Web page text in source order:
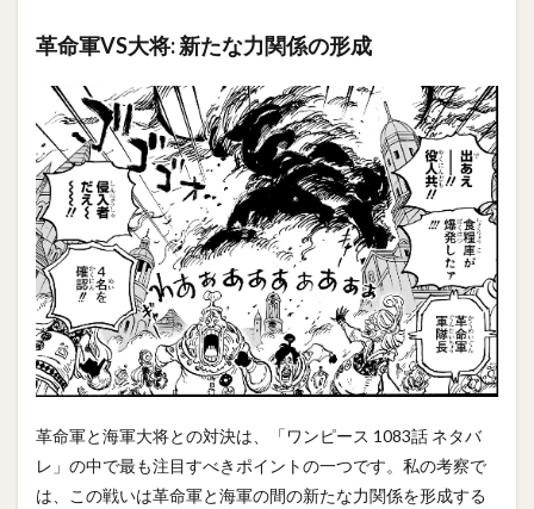
革命軍VS大将: 新たな力関係の形成
革命軍と海軍大将との対決は、「ワンピース 1083話 ネタバ
レ」の中で最も注目すべきポイントの一つです。私の考察で
は、この戦いは革命軍と海軍の間の新たな力関係を形成する